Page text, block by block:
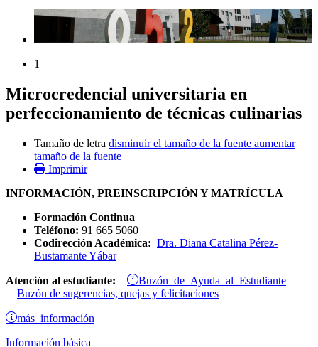
1
Microcredencial universitaria en
perfeccionamiento de técnicas culinarias
Tamaño de letra disminuir el tamaño de la fuente aumentar
tamaño de la fuente
Imprimir
INFORMACIÓN, PREINSCRIPCIÓN Y MATRÍCULA
Formación Continua
Teléfono: 91 665 5060
Codirección Académica: Dra. Diana Catalina Pérez-
Bustamante Yábar
Atención al estudiante: Buzón de Ayuda al Estudiante
Buzón de sugerencias, quejas y felicitaciones
más información
Información básica